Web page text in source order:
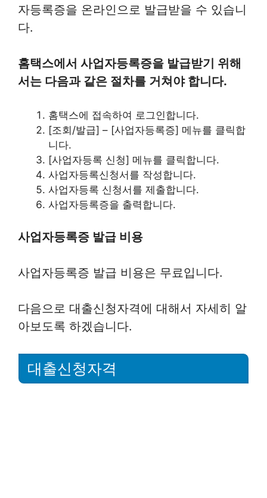
자등록증을 온라인으로 발급받을 수 있습니
다.
홈택스에서 사업자등록증을 발급받기 위해
서는 다음과 같은 절차를 거쳐야 합니다.
홈택스에 접속하여 로그인합니다.
[조회/발급] – [사업자등록증] 메뉴를 클릭합
니다.
[사업자등록 신청] 메뉴를 클릭합니다.
사업자등록신청서를 작성합니다.
사업자등록 신청서를 제출합니다.
사업자등록증을 출력합니다.
사업자등록증 발급 비용
사업자등록증 발급 비용은 무료입니다.
다음으로 대출신청자격에 대해서 자세히 알
아보도록 하겠습니다.
대출신청자격